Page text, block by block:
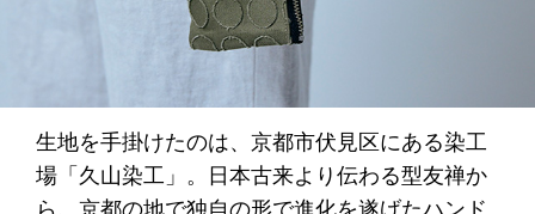
生地を手掛けたのは、京都市伏見区にある染工
場「久山染工」。日本古来より伝わる型友禅か
ら、京都の地で独自の形で進化を遂げたハンド